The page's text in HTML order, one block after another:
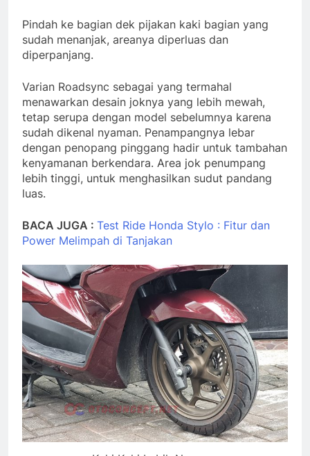
Pindah ke bagian dek pijakan kaki bagian yang
sudah menanjak, areanya diperluas dan
diperpanjang.
Varian Roadsync sebagai yang termahal
menawarkan desain joknya yang lebih mewah,
tetap serupa dengan model sebelumnya karena
sudah dikenal nyaman. Penampangnya lebar
dengan penopang pinggang hadir untuk tambahan
kenyamanan berkendara. Area jok penumpang
lebih tinggi, untuk menghasilkan sudut pandang
luas.
BACA JUGA : Test Ride Honda Stylo : Fitur dan
Power Melimpah di Tanjakan